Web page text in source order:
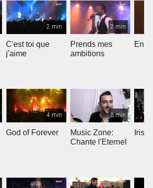
2 min
C'est toi que
j'aime
2 min
Prends mes
ambitions
4 min
God of Forever
3 min
Music Zone:
Chante l'Eternel
Irish